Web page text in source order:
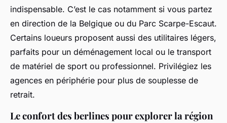
indispensable. C’est le cas notamment si vous partez
en direction de la Belgique ou du Parc Scarpe-Escaut.
Certains loueurs proposent aussi des utilitaires légers,
parfaits pour un déménagement local ou le transport
de matériel de sport ou professionnel. Privilégiez les
agences en périphérie pour plus de souplesse de
retrait.
Le confort des berlines pour explorer la région